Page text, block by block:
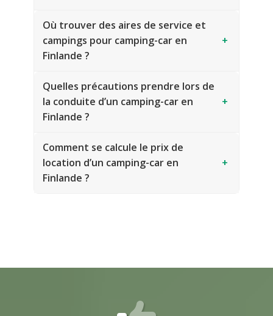
Où trouver des aires de service et
campings pour camping-car en
Finlande ?
+
Quelles précautions prendre lors de
la conduite d’un camping-car en
Finlande ?
+
Comment se calcule le prix de
location d’un camping-car en
Finlande ?
+